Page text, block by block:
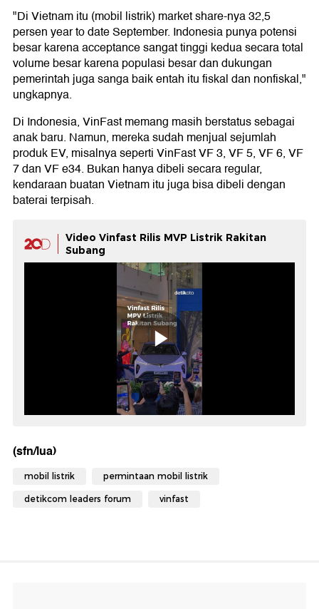
"Di Vietnam itu (mobil listrik) market share-nya 32,5
persen year to date September. Indonesia punya potensi
besar karena acceptance sangat tinggi kedua secara total
volume besar karena populasi besar dan dukungan
pemerintah juga sanga baik entah itu fiskal dan nonfiskal,"
ungkapnya.
Di Indonesia, VinFast memang masih berstatus sebagai
anak baru. Namun, mereka sudah menjual sejumlah
produk EV, misalnya seperti VinFast VF 3, VF 5, VF 6, VF
7 dan VF e34. Bukan hanya dibeli secara regular,
kendaraan buatan Vietnam itu juga bisa dibeli dengan
baterai terpisah.
Video Vinfast Rilis MVP Listrik Rakitan
Subang
(sfn/lua)
mobil listrik permintaan mobil listrik
detikcom leaders forum vinfast